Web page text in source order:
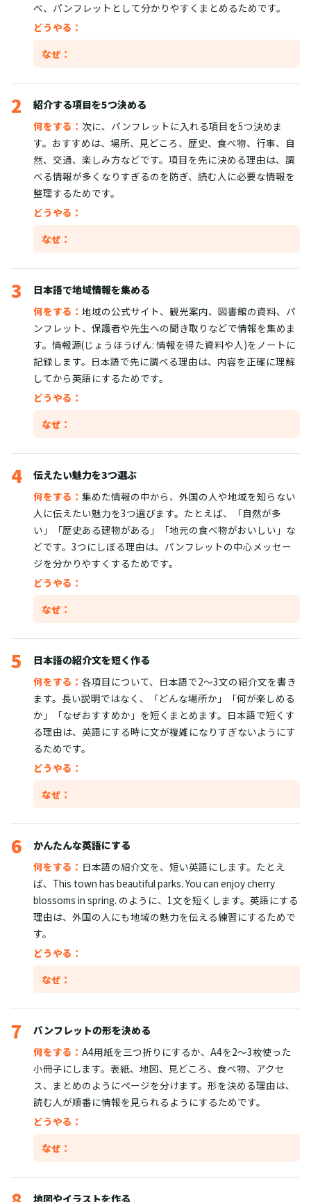
べ、パンフレットとして分かりやすくまとめるためです。
どうやる：
なぜ：
2
紹介する項目を5つ決める
何をする： 次に、パンフレットに入れる項目を5つ決めま
す。おすすめは、場所、見どころ、歴史、食べ物、行事、自
然、交通、楽しみ方などです。項目を先に決める理由は、調
べる情報が多くなりすぎるのを防ぎ、読む人に必要な情報を
整理するためです。
どうやる：
なぜ：
3
日本語で地域情報を集める
何をする： 地域の公式サイト、観光案内、図書館の資料、パ
ンフレット、保護者や先生への聞き取りなどで情報を集めま
す。情報源(じょうほうげん: 情報を得た資料や人)をノートに
記録します。日本語で先に調べる理由は、内容を正確に理解
してから英語にするためです。
どうやる：
なぜ：
4
伝えたい魅力を3つ選ぶ
何をする： 集めた情報の中から、外国の人や地域を知らない
人に伝えたい魅力を3つ選びます。たとえば、「自然が多
い」「歴史ある建物がある」「地元の食べ物がおいしい」な
どです。3つにしぼる理由は、パンフレットの中心メッセー
ジを分かりやすくするためです。
どうやる：
なぜ：
5
日本語の紹介文を短く作る
何をする： 各項目について、日本語で2〜3文の紹介文を書き
ます。長い説明ではなく、「どんな場所か」「何が楽しめる
か」「なぜおすすめか」を短くまとめます。日本語で短くす
る理由は、英語にする時に文が複雑になりすぎないようにす
るためです。
どうやる：
なぜ：
6
かんたんな英語にする
何をする： 日本語の紹介文を、短い英語にします。たとえ
ば、This town has beautiful parks. You can enjoy cherry
blossoms in spring. のように、1文を短くします。英語にする
理由は、外国の人にも地域の魅力を伝える練習にするためで
す。
どうやる：
なぜ：
7
パンフレットの形を決める
何をする： A4用紙を三つ折りにするか、A4を2〜3枚使った
小冊子にします。表紙、地図、見どころ、食べ物、アクセ
ス、まとめのようにページを分けます。形を決める理由は、
読む人が順番に情報を見られるようにするためです。
どうやる：
なぜ：
地図やイラストを作る